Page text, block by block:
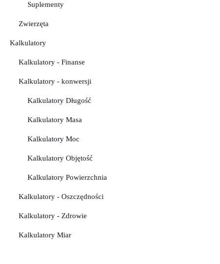
Suplementy
Zwierzęta
Kalkulatory
Kalkulatory - Finanse
Kalkulatory - konwersji
Kalkulatory Długość
Kalkulatory Masa
Kalkulatory Moc
Kalkulatory Objętość
Kalkulatory Powierzchnia
Kalkulatory - Oszczędności
Kalkulatory - Zdrowie
Kalkulatory Miar